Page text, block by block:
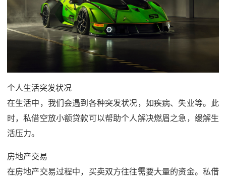
个人生活突发状况
在生活中，我们会遇到各种突发状况，如疾病、失业等。此
时，私借空放小额贷款可以帮助个人解决燃眉之急，缓解生
活压力。
房地产交易
在房地产交易过程中，买卖双方往往需要大量的资金。私借